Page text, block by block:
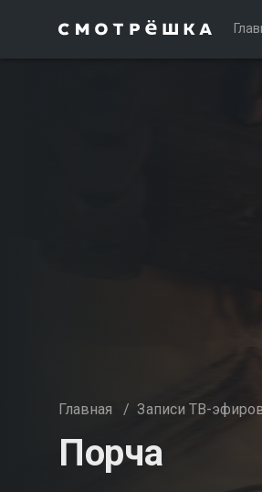
Главная / Записи ТВ-
Порча